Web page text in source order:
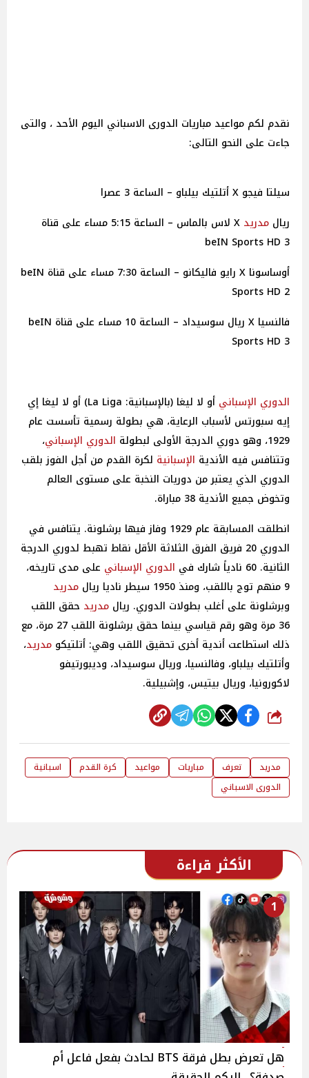
نقدم لكم مواعيد مباريات الدورى الاسباني اليوم الأحد ، والتى
جاءت على النحو التالى:
سيلتا فيجو X أتلتيك بيلباو – الساعة 3 عصرا
ريال مدريد
X لاس بالماس – الساعة 5:15 مساء على قناة
beIN Sports HD 3
أوساسونا X رايو فاليكانو – الساعة 7:30 مساء على قناة beIN
Sports HD 2
فالنسيا X ريال سوسيداد – الساعة 10 مساء على قناة beIN
Sports HD 3
الدوري الإسباني
أو لا ليغا (بالإسبانية: La Liga)‏ أو لا ليغا إي
إيه سبورتس لأسباب الرعاية، هي بطولة رسمية تأسست عام
1929، وهو دوري الدرجة الأولى لبطولة
الدوري الإسباني،
وتتنافس فيه الأندية الإسبانية لكرة القدم من أجل الفوز بلقب
الدوري الذي يعتبر من دوريات النخبة على مستوى العالم
وتخوض جميع الأندية 38 مباراة.
انطلقت المسابقة عام 1929 وفاز فيها برشلونة. يتنافس في
الدوري 20 فريق الفرق الثلاثة الأقل نقاط تهبط لدوري الدرجة
الثانية. 60 نادياً شارك في
الدوري الإسباني على مدى تاريخه،
9 منهم توج باللقب، ومنذ 1950 سيطر ناديا ريال
مدريد
وبرشلونة على أغلب بطولات الدوري. ريال مدريد حقق اللقب
36 مرة وهو رقم قياسي بينما حقق برشلونة اللقب 27 مرة، مع
ذلك استطاعت أندية أخرى تحقيق اللقب وهي: أتلتيكو مدريد،
وأتلتيك بيلباو، وفالنسيا، وريال سوسيداد، وديبورتيفو
لاكورونيا، وريال بيتيس، وإشبيلية.
شارك
مدريد تعرف مباريات مواعيد كرة القدم
اسبانية
الدورى الاسباني
الأكثر قراءة
1
هل تعرض بطل فرقة BTS لحادث بفعل فاعل أم